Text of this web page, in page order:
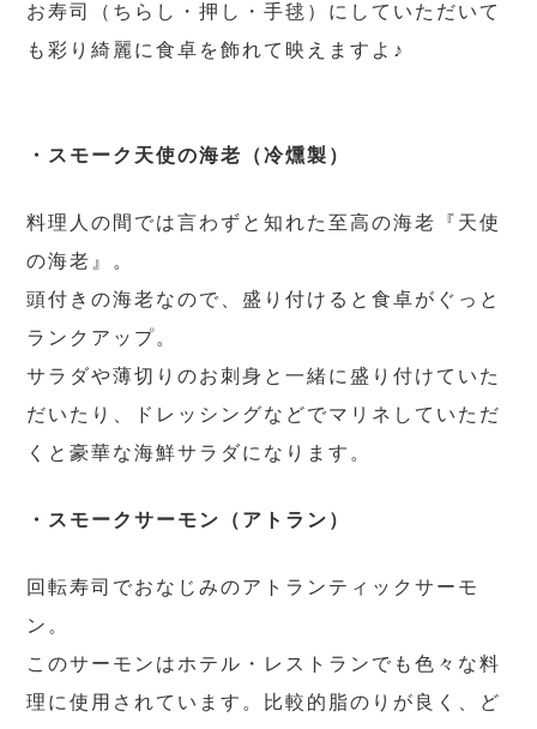
お寿司（ちらし・押し・手毬）にしていただいて
も彩り綺麗に食卓を飾れて映えますよ♪
・ スモーク 天使の海老（冷燻製）
料理人の間では言わずと知れた至高の海老『天使
の海老』。
頭付きの海老なので、盛り付けると食卓がぐっと
ランクアップ。
サラダや薄切りのお刺身と一緒に盛り付けていた
だいたり、ドレッシングなどでマリネしていただ
くと豪華な海鮮サラダになります。
・スモークサーモン（アトラン）
回転寿司でおなじみのアトランティックサーモ
ン。
このサーモンはホテル・レストランでも色々な料
理に使用されています。比較的脂のりが良く、ど